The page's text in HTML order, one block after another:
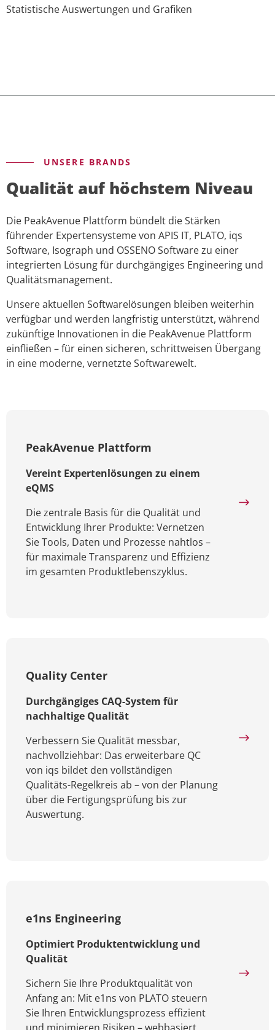
Statistische Auswertungen und Grafiken
UNSERE BRANDS
Qualität auf höchstem Niveau
Die PeakAvenue Plattform bündelt die Stärken
führender Expertensysteme von APIS IT, PLATO, iqs
Software, Isograph und OSSENO Software zu einer
integrierten Lösung für durchgängiges Engineering und
Qualitätsmanagement.
Unsere aktuellen Softwarelösungen bleiben weiterhin
verfügbar und werden langfristig unterstützt, während
zukünftige Innovationen in die PeakAvenue Plattform
einfließen – für einen sicheren, schrittweisen Übergang
in eine moderne, vernetzte Softwarewelt.
PeakAvenue Plattform
Vereint Expertenlösungen zu einem
eQMS
Die zentrale Basis für die Qualität und
Entwicklung Ihrer Produkte: Vernetzen
Sie Tools, Daten und Prozesse nahtlos –
für maximale Transparenz und Effizienz
im gesamten Produktlebenszyklus.
Quality Center
Durchgängiges CAQ-System für
nachhaltige Qualität
Verbessern Sie Qualität messbar,
nachvollziehbar: Das erweiterbare QC
von iqs bildet den vollständigen
Qualitäts-Regelkreis ab – von der Planung
über die Fertigungsprüfung bis zur
Auswertung.
e1ns Engineering
Optimiert Produktentwicklung und
Qualität
Sichern Sie Ihre Produktqualität von
Anfang an: Mit e1ns von PLATO steuern
Sie Ihren Entwicklungsprozess effizient